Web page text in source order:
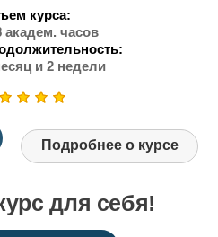
курса:
академ. часов
и 2 недели
Подробнее о курсе
для себя!